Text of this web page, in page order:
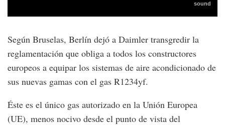
Según Bruselas, Berlín dejó a Daimler transgredir la
reglamentación que obliga a todos los constructores
europeos a equipar los sistemas de aire acondicionado de
sus nuevas gamas con el gas R1234yf.
Éste es el único gas autorizado en la Unión Europea
(UE), menos nocivo desde el punto de vista del